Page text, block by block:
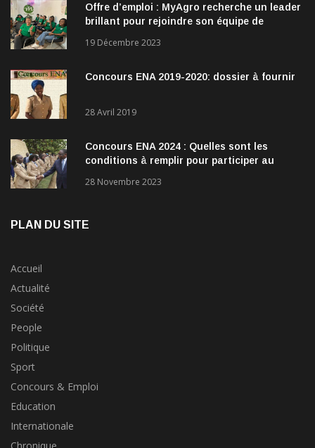
Offre d’emploi : MyAgro recherche un leader
brillant pour rejoindre son équipe de
19 Décembre 2023
Concours ENA 2019-2020: dossier à fournir
28 Avril 2019
Concours ENA 2024 : Quelles sont les
conditions à remplir pour participer au
28 Novembre 2023
PLAN DU SITE
Accueil
Actualité
Société
People
Politique
Sport
Concours & Emploi
Education
Internationale